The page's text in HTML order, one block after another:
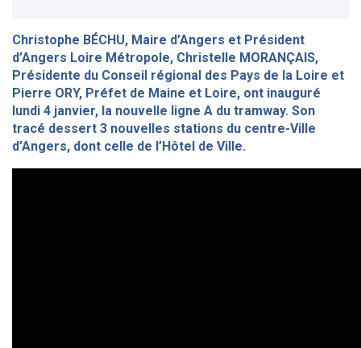
Christophe BÉCHU, Maire d’Angers et Président
d’Angers Loire Métropole, Christelle MORANÇAIS,
Présidente du Conseil régional des Pays de la Loire et
Pierre ORY, Préfet de Maine et Loire, ont inauguré
lundi 4 janvier, la nouvelle ligne A du tramway. Son
tracé dessert 3 nouvelles stations du centre-Ville
d’Angers, dont celle de l’Hôtel de Ville.